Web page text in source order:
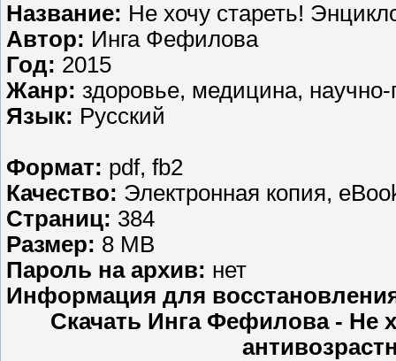
Название: Не хочу стареть!
Автор: Инга Фефилова
Год: 2015
Жанр: здоровье, медицина,
Язык: Русский
Формат: pdf, fb2
Качество: Электронная копия,
Страниц: 384
Размер: 8 MB
Пароль на архив: нет
Информация для
Скачать Инга Фефилова - Не